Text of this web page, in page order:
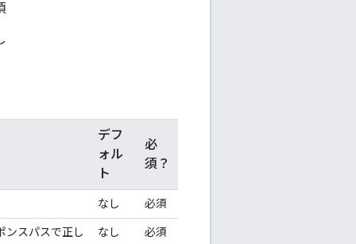
デフ
ォル
ト
必
須？
なし 必須
ンスパスで正し なし 必須